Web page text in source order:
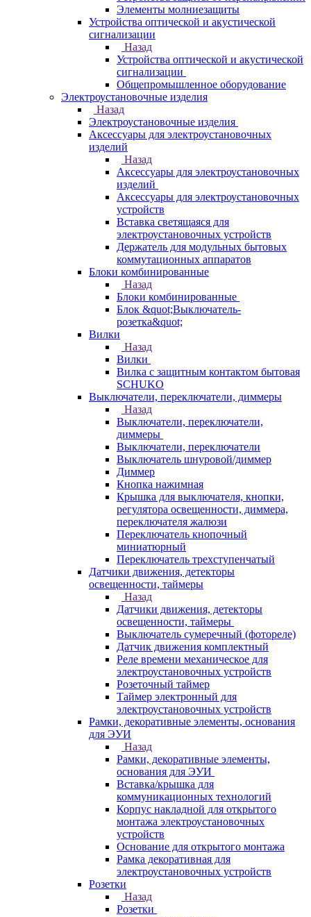
Элементы молниезащиты
Устройства оптической и акустической
сигнализации
Назад
Устройства оптической и акустической
сигнализации
Общепромышленное оборудование
Электроустановочные изделия
Назад
Электроустановочные изделия
Аксессуары для электроустановочных
изделий
Назад
Аксессуары для электроустановочных
изделий
Аксессуары для электроустановочных
устройств
Вставка светящаяся для
электроустановочных устройств
Держатель для модульных бытовых
коммутационных аппаратов
Блоки комбинированные
Назад
Блоки комбинированные
Блок &quot;Выключатель-
розетка&quot;
Вилки
Назад
Вилки
Вилка с защитным контактом бытовая
SCHUKO
Выключатели, переключатели, диммеры
Назад
Выключатели, переключатели,
диммеры
Выключатели, переключатели
Выключатель шнуровой/диммер
Диммер
Кнопка нажимная
Крышка для выключателя, кнопки,
регулятора освещенности, диммера,
переключателя жалюзи
Переключатель кнопочный
миниатюрный
Переключатель трехступенчатый
Датчики движения, детекторы
освещенности, таймеры
Назад
Датчики движения, детекторы
освещенности, таймеры
Выключатель сумеречный (фотореле)
Датчик движения комплектный
Реле времени механическое для
электроустановочных устройств
Розеточный таймер
Таймер электронный для
электроустановочных устройств
Рамки, декоративные элементы, основания
для ЭУИ
Назад
Рамки, декоративные элементы,
основания для ЭУИ
Вставка/крышка для
коммуникационных технологий
Корпус накладной для открытого
монтажа электроустановочных
устройств
Основание для открытого монтажа
Рамка декоративная для
электроустановочных устройств
Розетки
Назад
Розетки